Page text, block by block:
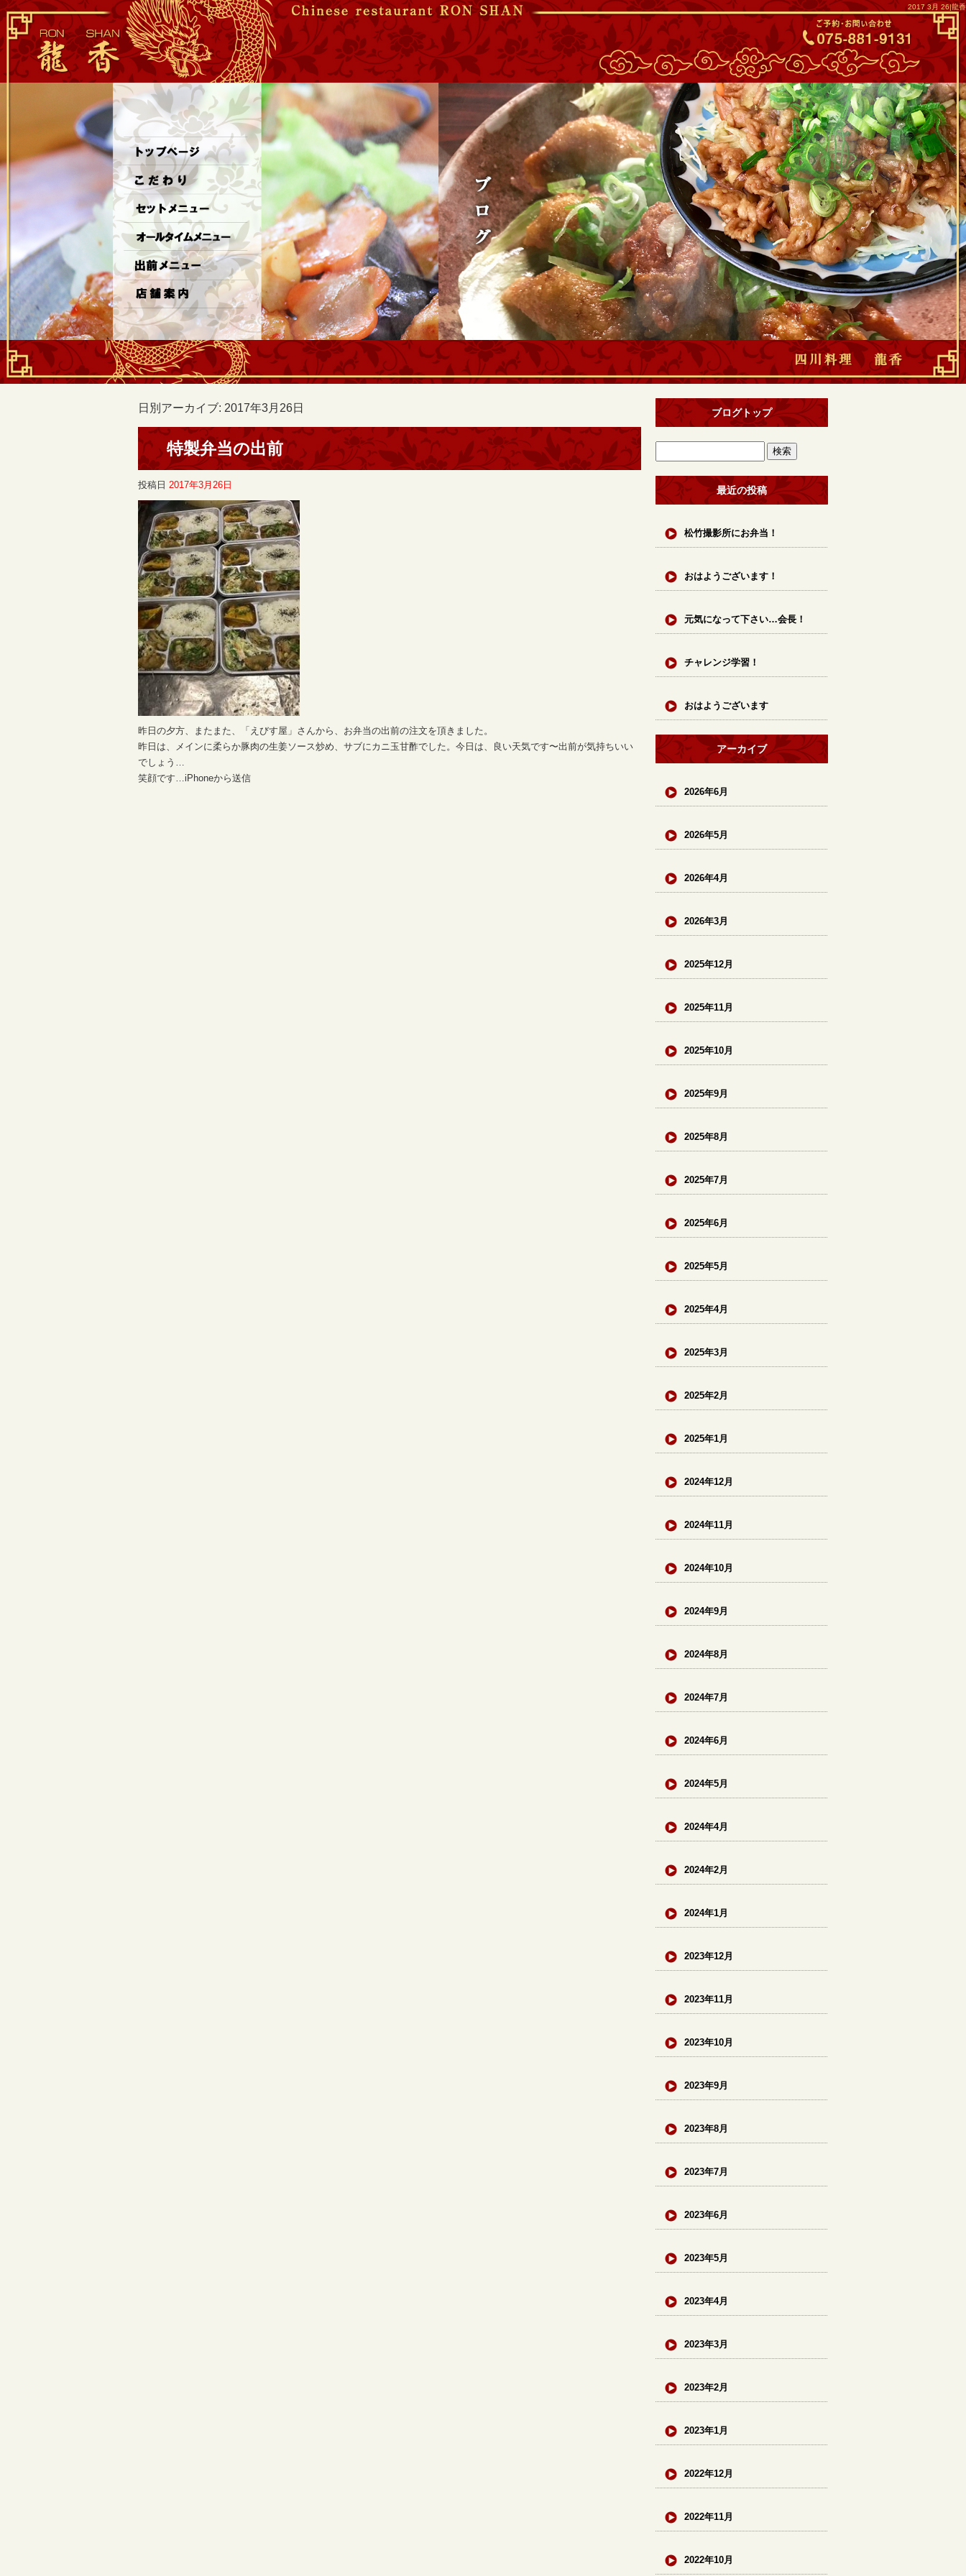
2017 3月 26|龍香
日別アーカイブ: 2017年3月26日
特製弁当の出前
投稿日 2017年3月26日
昨日の夕方、またまた、「えびす屋」さんから、お弁当の出前の注文を頂きました。
昨日は、メインに柔らか豚肉の生姜ソース炒め、サブにカニ玉甘酢でした。今日は、良い天気です〜出前が気持ちいい
でしょう…
笑顔です…iPhoneから送信
ブログトップ
最近の投稿
松竹撮影所にお弁当！
おはようございます！
元気になって下さい…会長！
チャレンジ学習！
おはようございます
アーカイブ
2026年6月
2026年5月
2026年4月
2026年3月
2025年12月
2025年11月
2025年10月
2025年9月
2025年8月
2025年7月
2025年6月
2025年5月
2025年4月
2025年3月
2025年2月
2025年1月
2024年12月
2024年11月
2024年10月
2024年9月
2024年8月
2024年7月
2024年6月
2024年5月
2024年4月
2024年2月
2024年1月
2023年12月
2023年11月
2023年10月
2023年9月
2023年8月
2023年7月
2023年6月
2023年5月
2023年4月
2023年3月
2023年2月
2023年1月
2022年12月
2022年11月
2022年10月